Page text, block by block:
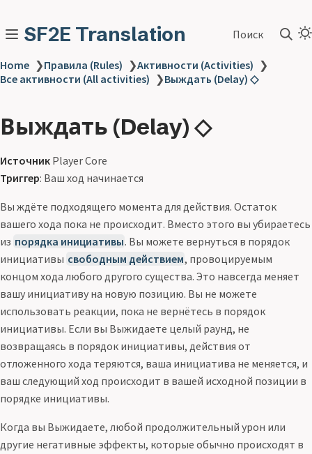
SF2E Translation Поиск
Home ❯Правила (Rules) ❯Активности (Activities) ❯
Все активности (All activities) ❯Выждать (Delay) ◇
Выждать (Delay) ◇
Источник Player Core
Триггер: Ваш ход начинается
Вы ждёте подходящего момента для действия. Остаток
вашего хода пока не происходит. Вместо этого вы убираетесь
из порядка инициативы. Вы можете вернуться в порядок
инициативы свободным действием, провоцируемым
концом хода любого другого существа. Это навсегда меняет
вашу инициативу на новую позицию. Вы не можете
использовать реакции, пока не вернётесь в порядок
инициативы. Если вы Выжидаете целый раунд, не
возвращаясь в порядок инициативы, действия от
отложенного хода теряются, ваша инициатива не меняется, и
ваш следующий ход происходит в вашей исходной позиции в
порядке инициативы.
Когда вы Выжидаете, любой продолжительный урон или
другие негативные эффекты, которые обычно происходят в